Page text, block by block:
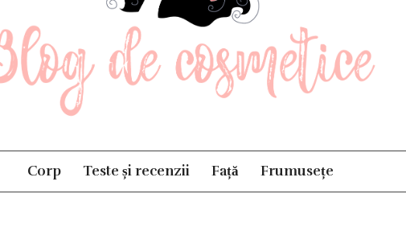
Corp Teste și recenzii Față Frumusețe